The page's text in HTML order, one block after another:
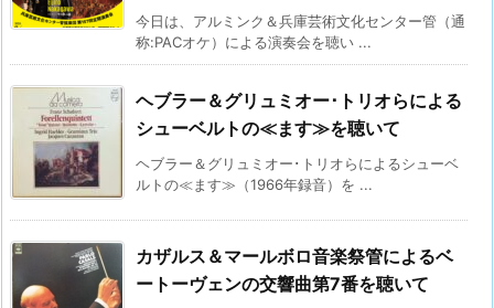
今日は、アルミンク＆兵庫芸術文化センター管（通
称:PACオケ）による演奏会を聴い ...
ヘブラー＆グリュミオー･トリオらによる
シューベルトの≪ます≫を聴いて
ヘブラー＆グリュミオー･トリオらによるシューベ
ルトの≪ます≫（1966年録音）を ...
カザルス＆マールボロ音楽祭管によるベ
ートーヴェンの交響曲第7番を聴いて